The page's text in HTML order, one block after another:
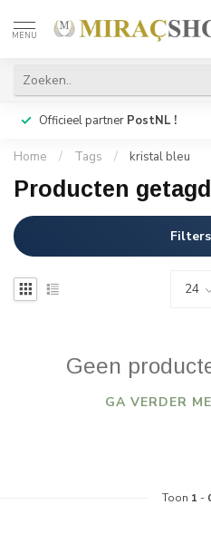
MENU
Officieel partner PostNL !
Home / Tags / kristal bleu
Producten
Filters
Geen
GA VERDER
Toon 1 -